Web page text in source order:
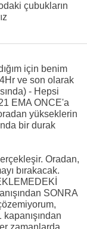
çubukların
için benim
ve son olarak
- Hepsi
EMA ONCE'a
yükseklerin
bir durak
Oradan,
bırakacak.
SONRA
zamanlarda